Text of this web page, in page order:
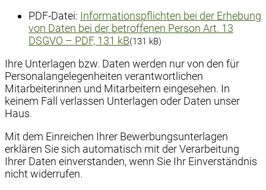
PDF-Datei: Informationspflichten bei der Erhebung
von Daten bei der betroffenen Person Art. 13
DSGVO – PDF, 131 kB(131 kB)
Ihre Unterlagen bzw. Daten werden nur von den für
Personalangelegenheiten verantwortlichen
Mitarbeiterinnen und Mitarbeitern eingesehen. In
keinem Fall verlassen Unterlagen oder Daten unser
Haus.
Mit dem Einreichen Ihrer Bewerbungsunterlagen
erklären Sie sich automatisch mit der Verarbeitung
Ihrer Daten einverstanden, wenn Sie Ihr Einverständnis
nicht widerrufen.